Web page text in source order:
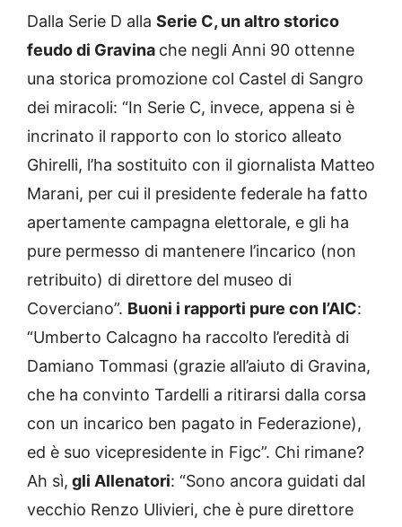
Dalla Serie D alla Serie C, un altro storico
feudo di Gravina che negli Anni 90 ottenne
una storica promozione col Castel di Sangro
dei miracoli: “In Serie C, invece, appena si è
incrinato il rapporto con lo storico alleato
Ghirelli, l’ha sostituito con il giornalista Matteo
Marani, per cui il presidente federale ha fatto
apertamente campagna elettorale, e gli ha
pure permesso di mantenere l’incarico (non
retribuito) di direttore del museo di
Coverciano”. Buoni i rapporti pure con l’AIC:
“Umberto Calcagno ha raccolto l’eredità di
Damiano Tommasi (grazie all’aiuto di Gravina,
che ha convinto Tardelli a ritirarsi dalla corsa
con un incarico ben pagato in Federazione),
ed è suo vicepresidente in Figc”. Chi rimane?
Ah sì, gli Allenatori: “Sono ancora guidati dal
vecchio Renzo Ulivieri, che è pure direttore